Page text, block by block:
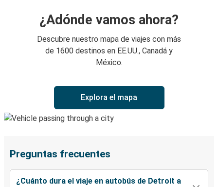
¿Adónde vamos ahora?
Descubre nuestro mapa de viajes con más
de 1600 destinos en EE.UU., Canadá y
México.
Explora el mapa
Preguntas frecuentes
¿Cuánto dura el viaje en autobús de Detroit a